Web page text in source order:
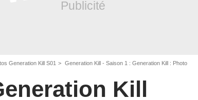
Generation Kill S01 Generation Kill - Saison 1 : Generation Kill : Photo
Kill